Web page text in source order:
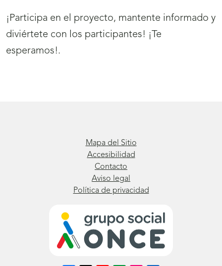
¡Participa en el proyecto, mantente informado y
diviértete con los participantes! ¡Te
esperamos!.
Mapa del Sitio
Accesibilidad
Contacto
Aviso legal
Política de privacidad